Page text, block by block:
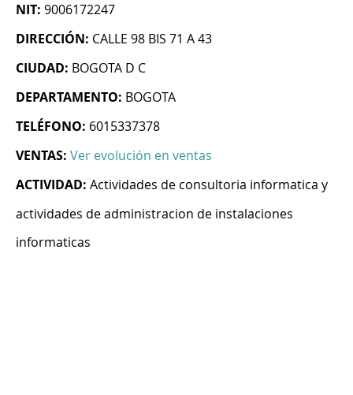
NIT: 9006172247
DIRECCIÓN: CALLE 98 BIS 71 A 43
CIUDAD: BOGOTA D C
DEPARTAMENTO: BOGOTA
TELÉFONO: 6015337378
VENTAS: Ver evolución en ventas
ACTIVIDAD: Actividades de consultoria informatica y
actividades de administracion de instalaciones
informaticas